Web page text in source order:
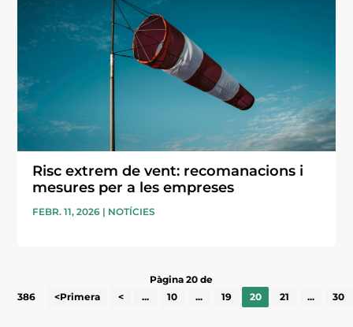
Risc extrem de vent: recomanacions i
mesures per a les empreses
FEBR. 11, 2026 | NOTÍCIES
Pàgina 20 de
386
<Primera < ... 10 ... 19 20 21 ... 30